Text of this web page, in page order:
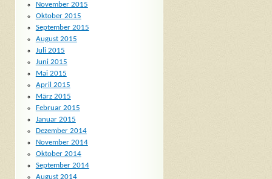
November 2015
Oktober 2015
September 2015
August 2015
Juli 2015
Juni 2015
Mai 2015
April 2015
März 2015
Februar 2015
Januar 2015
Dezember 2014
November 2014
Oktober 2014
September 2014
August 2014